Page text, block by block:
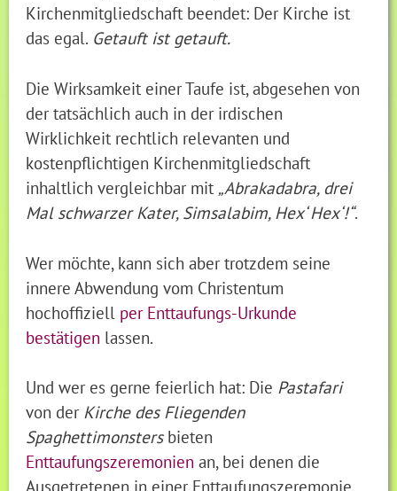
Kirchenmitgliedschaft beendet: Der Kirche ist
das egal. Getauft ist getauft.
Die Wirksamkeit einer Taufe ist, abgesehen von
der tatsächlich auch in der irdischen
Wirklichkeit rechtlich relevanten und
kostenpflichtigen Kirchenmitgliedschaft
inhaltlich vergleichbar mit „Abrakadabra, drei
Mal schwarzer Kater, Simsalabim, Hex‘ Hex‘!“.
Wer möchte, kann sich aber trotzdem seine
innere Abwendung vom Christentum
hochoffiziell per Enttaufungs-Urkunde
bestätigen lassen.
Und wer es gerne feierlich hat: Die Pastafari
von der Kirche des Fliegenden
Spaghettimonstersbieten
Enttaufungszeremonien an, bei denen die
Ausgetretenen in einer Enttaufungszeremonie